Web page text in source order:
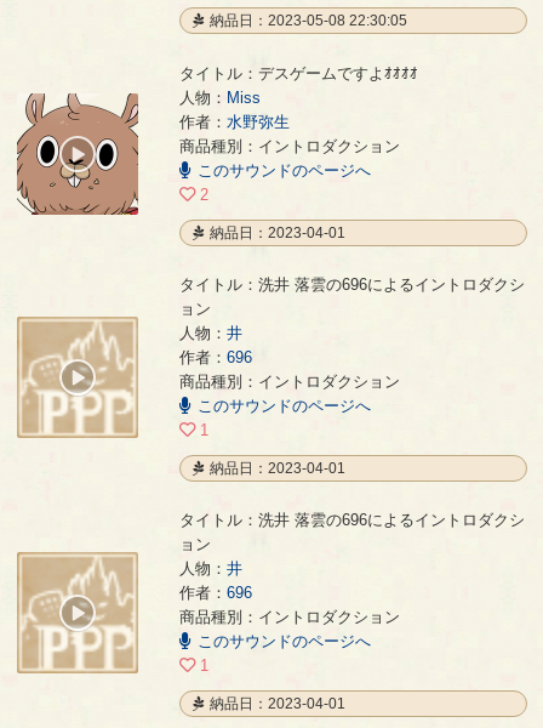
納品日：2023-05-08 22:30:05
デスゲームですよｵｵｵｵ - 水野弥生
タイトル：デスゲームですよｵｵｵｵ
人物： Miss
作者： 水野弥生
商品種別：イントロダクション
このサウンドのページへ
2
納品日：2023-04-01
洗井 落雲の696によるイントロダクション
00:00
00:13
タイトル：洗井 落雲の696によるイントロダクシ
ョン
人物： 井
作者： 696
商品種別：イントロダクション
このサウンドのページへ
1
納品日：2023-04-01
洗井 落雲の696によるイントロダクション
00:00
00:10
タイトル：洗井 落雲の696によるイントロダクシ
ョン
人物： 井
作者： 696
商品種別：イントロダクション
このサウンドのページへ
1
納品日：2023-04-01